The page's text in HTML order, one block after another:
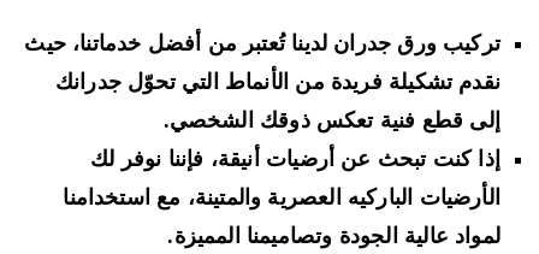
تركيب ورق جدران لدينا تُعتبر من أفضل خدماتنا، حيث
نقدم تشكيلة فريدة من الأنماط التي تحوّل جدرانك
إلى قطع فنية تعكس ذوقك الشخصي.
إذا كنت تبحث عن أرضيات أنيقة، فإننا نوفر لك
الأرضيات الباركيه العصرية والمتينة، مع استخدامنا
لمواد عالية الجودة وتصاميمنا المميزة.